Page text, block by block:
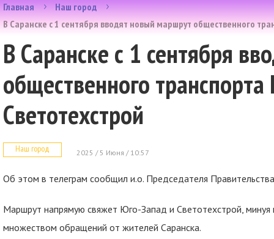
Главная
Наш город
В Саранске с 1 сентября вводят новый маршрут общественного
В Саранске с 1 сентября
общественного
Светотехстрой
Наш город 2025 / 5 Июня / 10:57
Об этом в телеграм сообщил и.о. Председателя
Маршрут напрямую свяжет Юго-Запад и Светотехстрой, минуя
множеством обращений от жителей Саранска.